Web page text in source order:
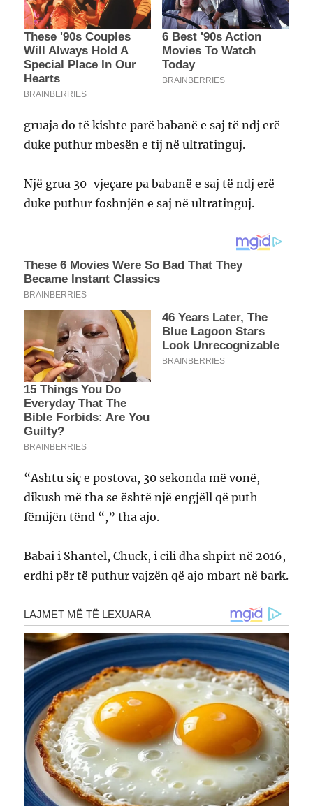
gruaja do të kishte parë babanë e saj të ndj erë
duke puthur mbesën e tij në ultratinguj.
Një grua 30-vjeçare pa babanë e saj të ndj erë
duke puthur foshnjën e saj në ultratinguj.
“Ashtu siç e postova, 30 sekonda më vonë,
dikush më tha se është një engjëll që puth
fëmijën tënd “,” tha ajo.
Babai i Shantel, Chuck, i cili dha shpirt në 2016,
erdhi për të puthur vajzën që ajo mbart në bark.